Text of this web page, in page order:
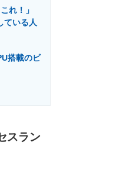
れ！」
ている人
搭載のビ
スラン